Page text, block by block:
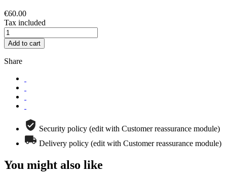
€60.00
Tax included
Add to cart
Share
Security policy (edit with Customer reassurance module)
Delivery policy (edit with Customer reassurance module)
You might also like